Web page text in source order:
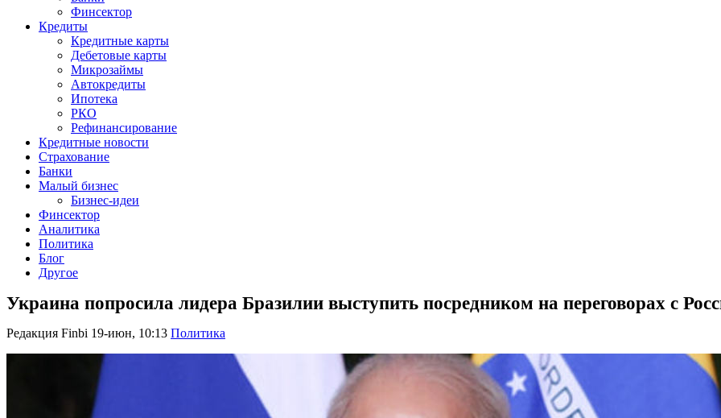
Финсектор
Кредиты
Кредитные карты
Дебетовые карты
Микрозаймы
Автокредиты
Ипотека
РКО
Рефинансирование
Кредитные новости
Страхование
Банки
Малый бизнес
Бизнес-идеи
Финсектор
Аналитика
Политика
Блог
Другое
Украина попросила лидера Бразилии выступить посредником на переговорах с
Редакция Finbi 19-июн, 10:13 Политика